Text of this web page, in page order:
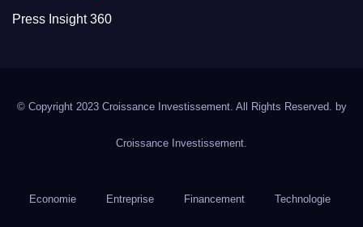
Press Insight 360
© Copyright 2023 Croissance Investissement. All Rights Reserved. by
Croissance Investissement.
Economie Entreprise Financement Technologie